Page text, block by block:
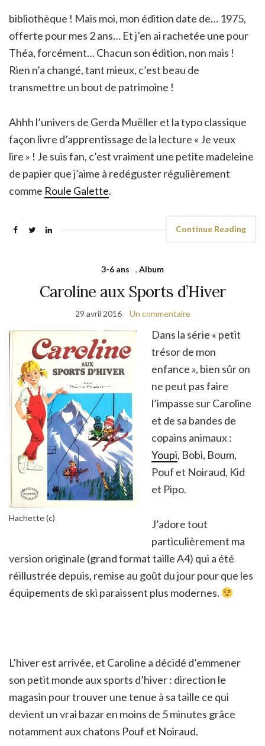
bibliothèque ! Mais moi, mon édition date de… 1975,
offerte pour mes 2 ans… Et j’en ai rachetée une pour
Théa, forcément… Chacun son édition, non mais !
Rien n’a changé, tant mieux, c’est beau de
transmettre un bout de patrimoine !
Ahhh l’univers de Gerda Muëller et la typo classique
façon livre d’apprentissage de la lecture « Je veux
lire » ! Je suis fan, c’est vraiment une petite madeleine
de papier que j’aime à redéguster régulièrement
comme Roule Galette.
Continue Reading
3-6 ans , Album
Caroline aux Sports d’Hiver
29 avril 2016 Un commentaire
Hachette (c)
Dans la série « petit
trésor de mon
enfance », bien sûr on
ne peut pas faire
l’impasse sur Caroline
et de sa bandes de
copains animaux :
Youpi, Bobi, Boum,
Pouf et Noiraud, Kid
et Pipo.
J’adore tout
particulièrement ma
version originale (grand format taille A4) qui a été
réillustrée depuis, remise au goût du jour pour que les
équipements de ski paraissent plus modernes.
L’hiver est arrivée, et Caroline a décidé d’emmener
son petit monde aux sports d’hiver : direction le
magasin pour trouver une tenue à sa taille ce qui
devient un vrai bazar en moins de 5 minutes grâce
notamment aux chatons Pouf et Noiraud.